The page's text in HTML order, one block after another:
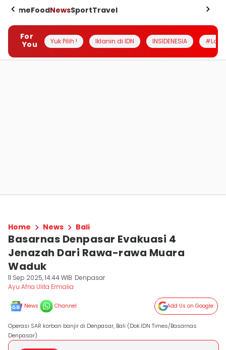
HomeFoodNewsSportTravel
For
You
Yuk Pilih ! Iklanin di IDN INSIDENESIA
Home News Bali
Basarnas Denpasar Evakuasi 4
Jenazah Dari Rawa-rawa Muara
Waduk
11 Sep 2025, 14:44 WIB Denpasar
Ayu Afria Ulita Ermalia
News Channel Add Us on Google
Operasi SAR korban banjir di Denpasar, Bali (Dok.IDN Times/Basarnas
Denpasar)